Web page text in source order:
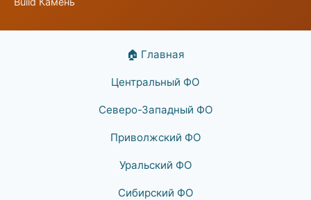
🏠 Главная
Центральный ФО
Северо-Западный ФО
Приволжский ФО
Уральский ФО
Сибирский ФО